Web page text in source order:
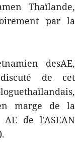
Thaïlande,
par la
desAE,
de cet
marge de la
AE de l'ASEAN